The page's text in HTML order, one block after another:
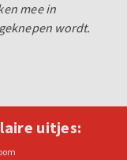
mee in
wordt.
uitjes: